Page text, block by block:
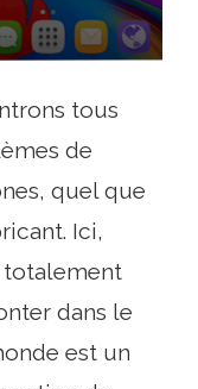
tous
de
quel que
Ici,
dans le
est un